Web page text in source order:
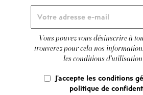
Vous pouvez vous désinscrire à
trouverez pour cela nos
les conditions d'utilisation
J'accepte les conditions
politique de